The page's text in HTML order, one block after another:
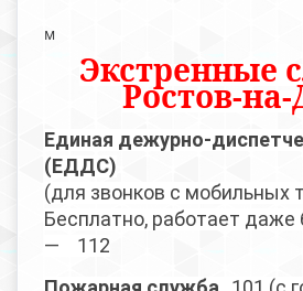
м
Экстренные
Ростов-
Единая дежурно-
(ЕДДС)
(для звонков с мобильных
Бесплатно, работает даже
—
112